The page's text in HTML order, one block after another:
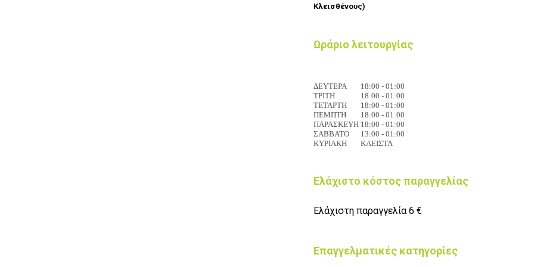
Κλεισθένους)
Ωράριο λειτουργίας
ΔΕΥΤΕΡΑ
18:00 - 01:00
ΤΡΙΤΗ
18:00 - 01:00
ΤΕΤΑΡΤΗ
18:00 - 01:00
ΠΕΜΠΤΗ
18:00 - 01:00
ΠΑΡΑΣΚΕΥΗ 18:00 - 01:00
ΣΑΒΒΑΤΟ
13:00 - 01:00
ΚΥΡΙΑΚΗ
ΚΛΕΙΣΤΑ
Ελάχιστο κόστος παραγγελίας
Ελάχιστη παραγγελία 6 €
Επαγγελματικές κατηγορίες